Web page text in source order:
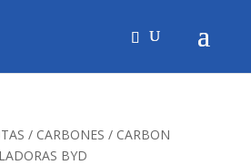
/ CARBONES / CARBON
BYD